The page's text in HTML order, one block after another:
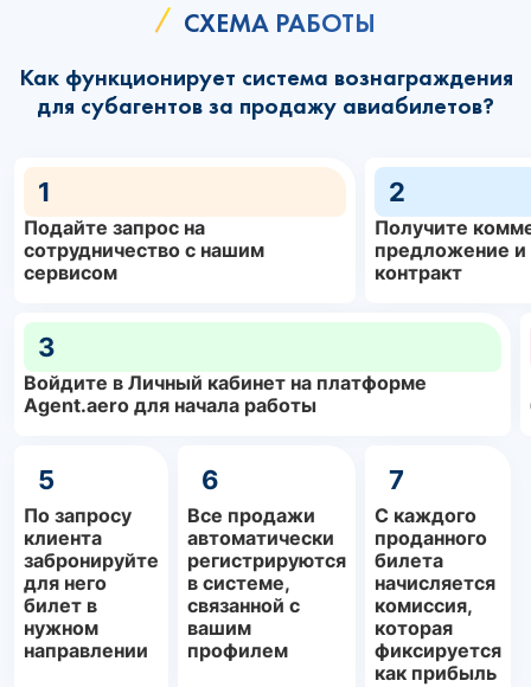
СХЕМА РАБОТЫ
Как функционирует система вознаграждения
для субагентов за продажу авиабилетов?
1
Подайте запрос на
сотрудничество с нашим
сервисом
2
Получите
предложение и
контракт
3
Войдите в Личный кабинет на платформе
Agent.aero для начала работы
5
По запросу
клиента
забронируйте
для него
билет в
нужном
направлении
6
Все продажи
автоматически
регистрируются
в системе,
связанной с
вашим
профилем
7
С каждого
проданного
билета
начисляется
комиссия,
которая
фиксируется
как прибыль